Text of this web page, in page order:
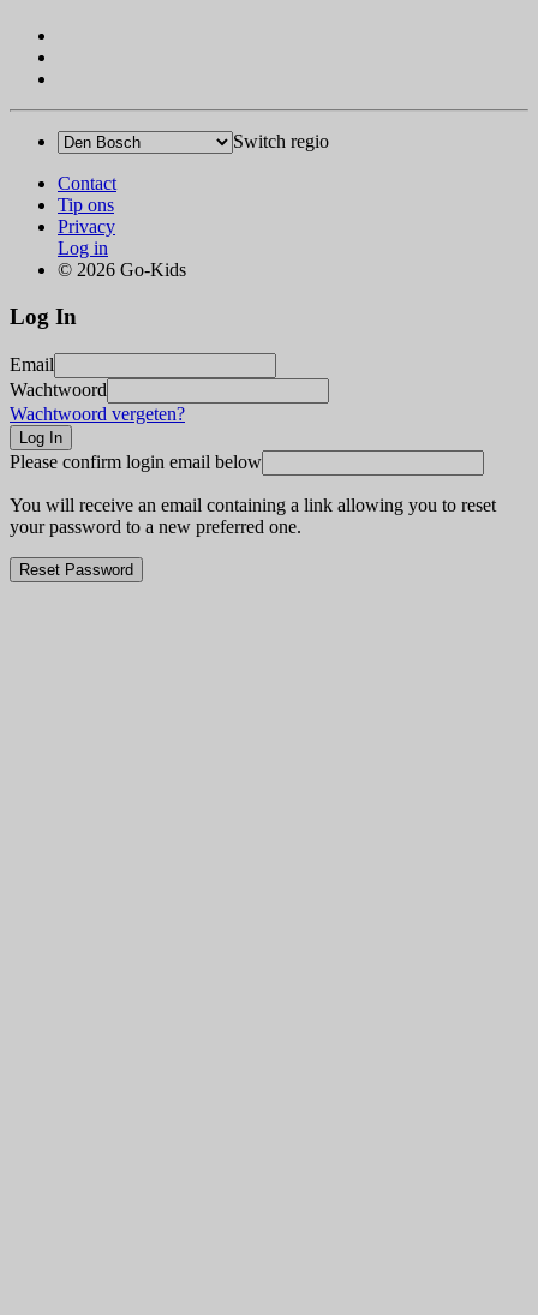
Switch regio
Contact
Tip ons
Privacy
Log in
© 2026 Go-Kids
Log In
Email
Wachtwoord
Wachtwoord vergeten?
Please confirm login email below
You will receive an email containing a link allowing you to reset
your password to a new preferred one.